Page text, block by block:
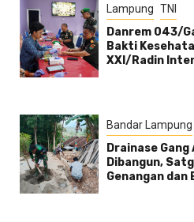
Lampung TNI
Danrem 043/
Bakti
XXI/Radin
Bandar Lampung
Drainase
Dibangun,
Genangan dan